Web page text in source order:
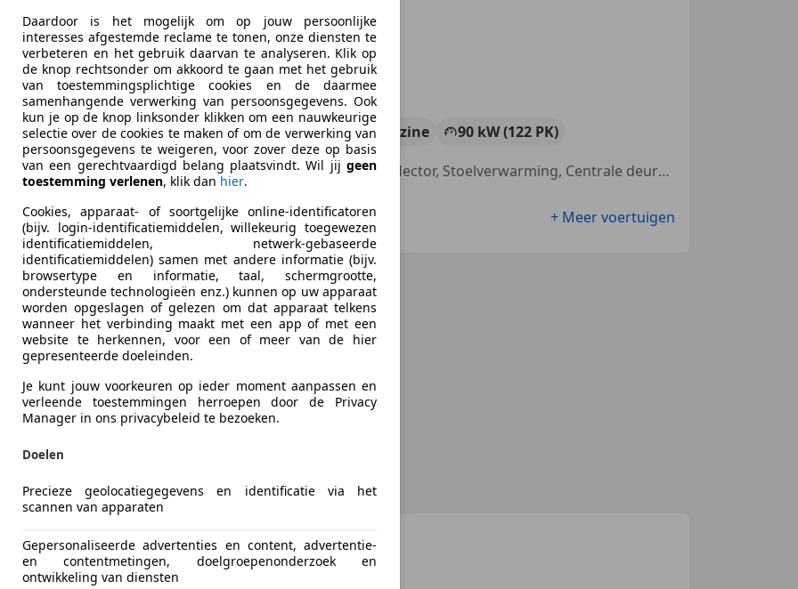
05/2013 76.518 km Benzine
90 kW (122 PK)
Garantie, Parkeerhulp voor, Open dak, Lichtmetalen velgen, Wind deflector, Stoelverwarming, Centrale deurvergrendeling met afstandsbediening, Binnenspiegel automatisch dimmend
Automotive B.V.
7554 RN HENGELO
+ Meer voertuigen
Golf Cabriolet
airco, lmv 17 inch
Daardoor is het mogelijk om op jouw persoonlijke
interesses afgestemde reclame te tonen, onze diensten te
verbeteren en het gebruik daarvan te analyseren. Klik op
de knop rechtsonder om akkoord te gaan met het gebruik
van toestemmingsplichtige cookies en de daarmee
samenhangende verwerking van persoonsgegevens. Ook
kun je op de knop linksonder klikken om een nauwkeurige
selectie over de cookies te maken of om de verwerking van
persoonsgegevens te weigeren, voor zover deze op basis
van een gerechtvaardigd belang plaatsvindt. Wil jij geen
toestemming verlenen, klik dan hier.
Cookies, apparaat- of soortgelijke online-identificatoren
(bijv. login-identificatiemiddelen, willekeurig toegewezen
identificatiemiddelen, netwerk-gebaseerde
identificatiemiddelen) samen met andere informatie (bijv.
browsertype en informatie, taal, schermgrootte,
ondersteunde technologieën enz.) kunnen op uw apparaat
worden opgeslagen of gelezen om dat apparaat telkens
wanneer het verbinding maakt met een app of met een
website te herkennen, voor een of meer van de hier
gepresenteerde doeleinden.
Je kunt jouw voorkeuren op ieder moment aanpassen en
verleende toestemmingen herroepen door de Privacy
Manager in ons privacybeleid te bezoeken.
Doelen
Precieze geolocatiegegevens en identificatie via het
scannen van apparaten
Gepersonaliseerde advertenties en content, advertentie-
en contentmetingen, doelgroepenonderzoek en
ontwikkeling van diensten